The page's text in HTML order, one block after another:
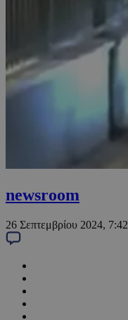
newsroom
26 Σεπτεμβρίου 2024, 7:42